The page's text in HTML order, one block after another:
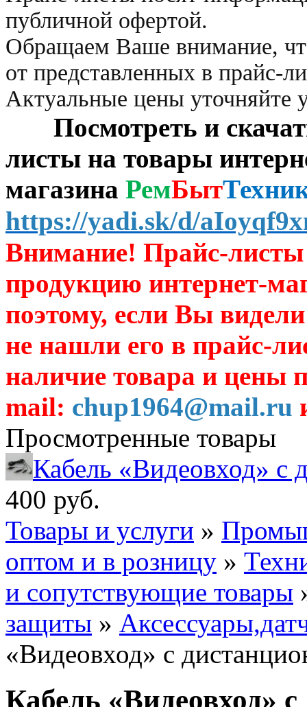
публичной офертой.
Обращаем Ваше внимание,
от представленных в прайс-
Актуальные цены уточняйте
Посмотреть и
листы на товары
магазина РемБыт
https://yadi.sk/d/
Внимание! Прайс-листы
продукцию интернет-
поэтому, если Вы
не нашли его в прайс-
наличие товара и цены
mail: chup1964@mail.ru
Просмотренные товары
Кабель «Видеовход» с
400 руб.
Товары и услуги »
оптом и в розницу »
и сопутствующие товары
защиты »
«Видеовход» с
Кабель «Видеовход»